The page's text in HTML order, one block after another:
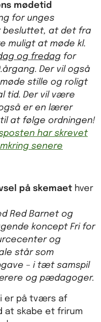
mødetid
for unges
besluttet, at det fra
muligt at møde kl.
og fredag for
Der vil også
stille og roligt
tid. Der vil være
er en lærer
at følge ordningen!
har skrevet
senere
på skemaet hver
Red Barnet og
koncept Fri for
og
står som
– i tæt samspil
og pædagoger.
er på tværs af
at skabe et frirum